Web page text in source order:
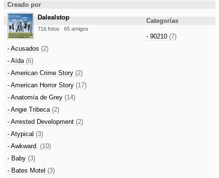
Creado por
Dalealstop
716 fotos 65 amigos
Categorías
- 90210 (7)
- Acusados (2)
- Aída (6)
- American Crime Story (2)
- American Horror Story (17)
- Anatomía de Grey (14)
- Angie Tribeca (2)
- Arrested Development (2)
- Atypical (3)
- Awkward. (10)
- Baby (3)
- Bates Motel (3)